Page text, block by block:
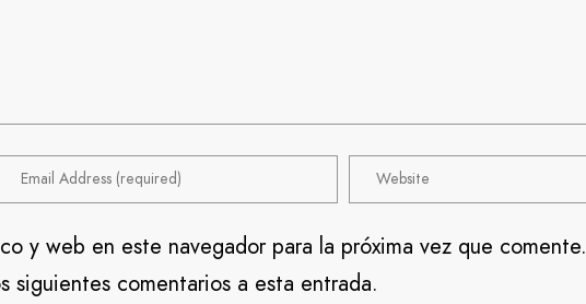
y web en este navegador para la próxima vez que comente.
siguientes comentarios a esta entrada.